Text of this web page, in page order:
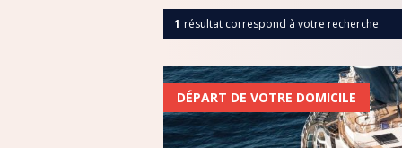
CARAIBES
CORSE
CRETE
1 résultat correspond à votre recherche
DÉPART DE VOTRE DOMICILE